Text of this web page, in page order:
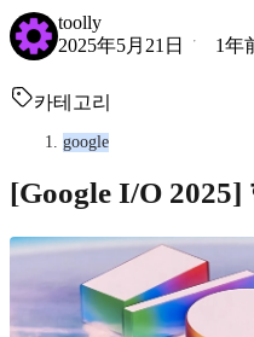
toolly
2025年5月21日
1年
카테고리
google
[Google I/O 2025]